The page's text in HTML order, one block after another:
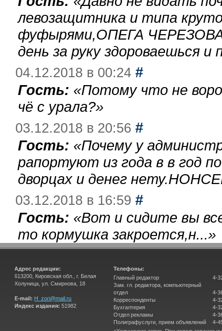
левозащитника и типа
фуфырями,ОПЕГА
день за руку здороваешься
04.12.2018 в 00:24 #
Гость: «Потому что не
чё с урала?»
03.12.2018 в 20:56 #
Гость: «Почему у
рапортуют из года в в год
дворцах и денег
03.12.2018 в 16:59 #
Гость: «Вот и сидите вы
то кормушка закроется,н...»
Адрес редакции:
613200, Кировская обл., г. Белая
Холуница, ул. Смирнова, 18
E-mail: H_zori@mail.ru
Индекс издания: 51982
Телефоны:
Главный редактор
Зам. гл. редактора, компьютерный
отдел
Корреспонденты
Бухгалтерия
Отдел рекламы
Полиграфуслуги, прием объявлений
4-
4-
4-
4-
4-
4-